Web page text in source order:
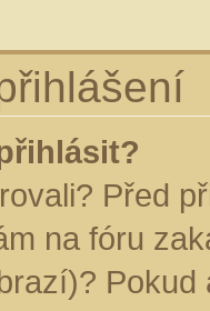
Před
na fóru